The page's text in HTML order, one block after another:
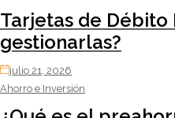
Tarjetas de Débito
gestionarlas?
julio 21, 2026
Ahorro e Inversión